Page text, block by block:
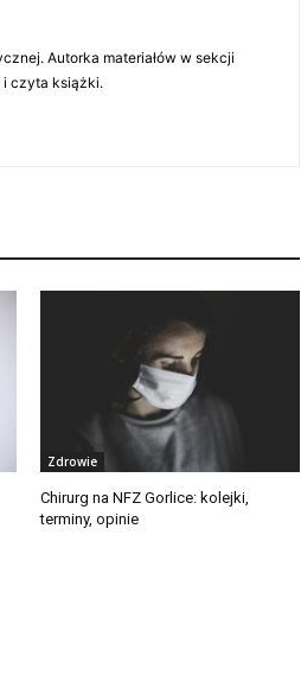
Autorka materiałów w sekcji
i czyta książki.
Zdrowie
Chirurg na NFZ Gorlice: kolejki,
terminy, opinie